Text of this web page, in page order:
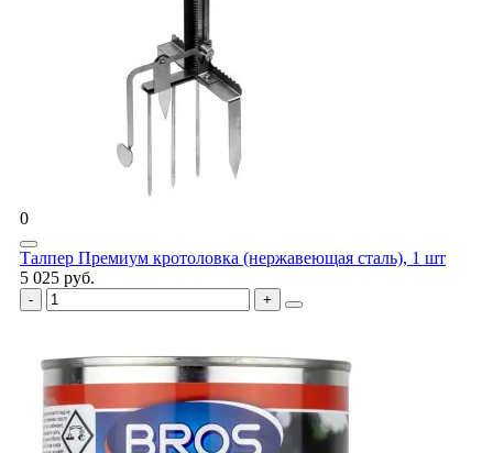
0
Талпер Премиум кротоловка (нержавеющая сталь), 1 шт
5 025 руб.